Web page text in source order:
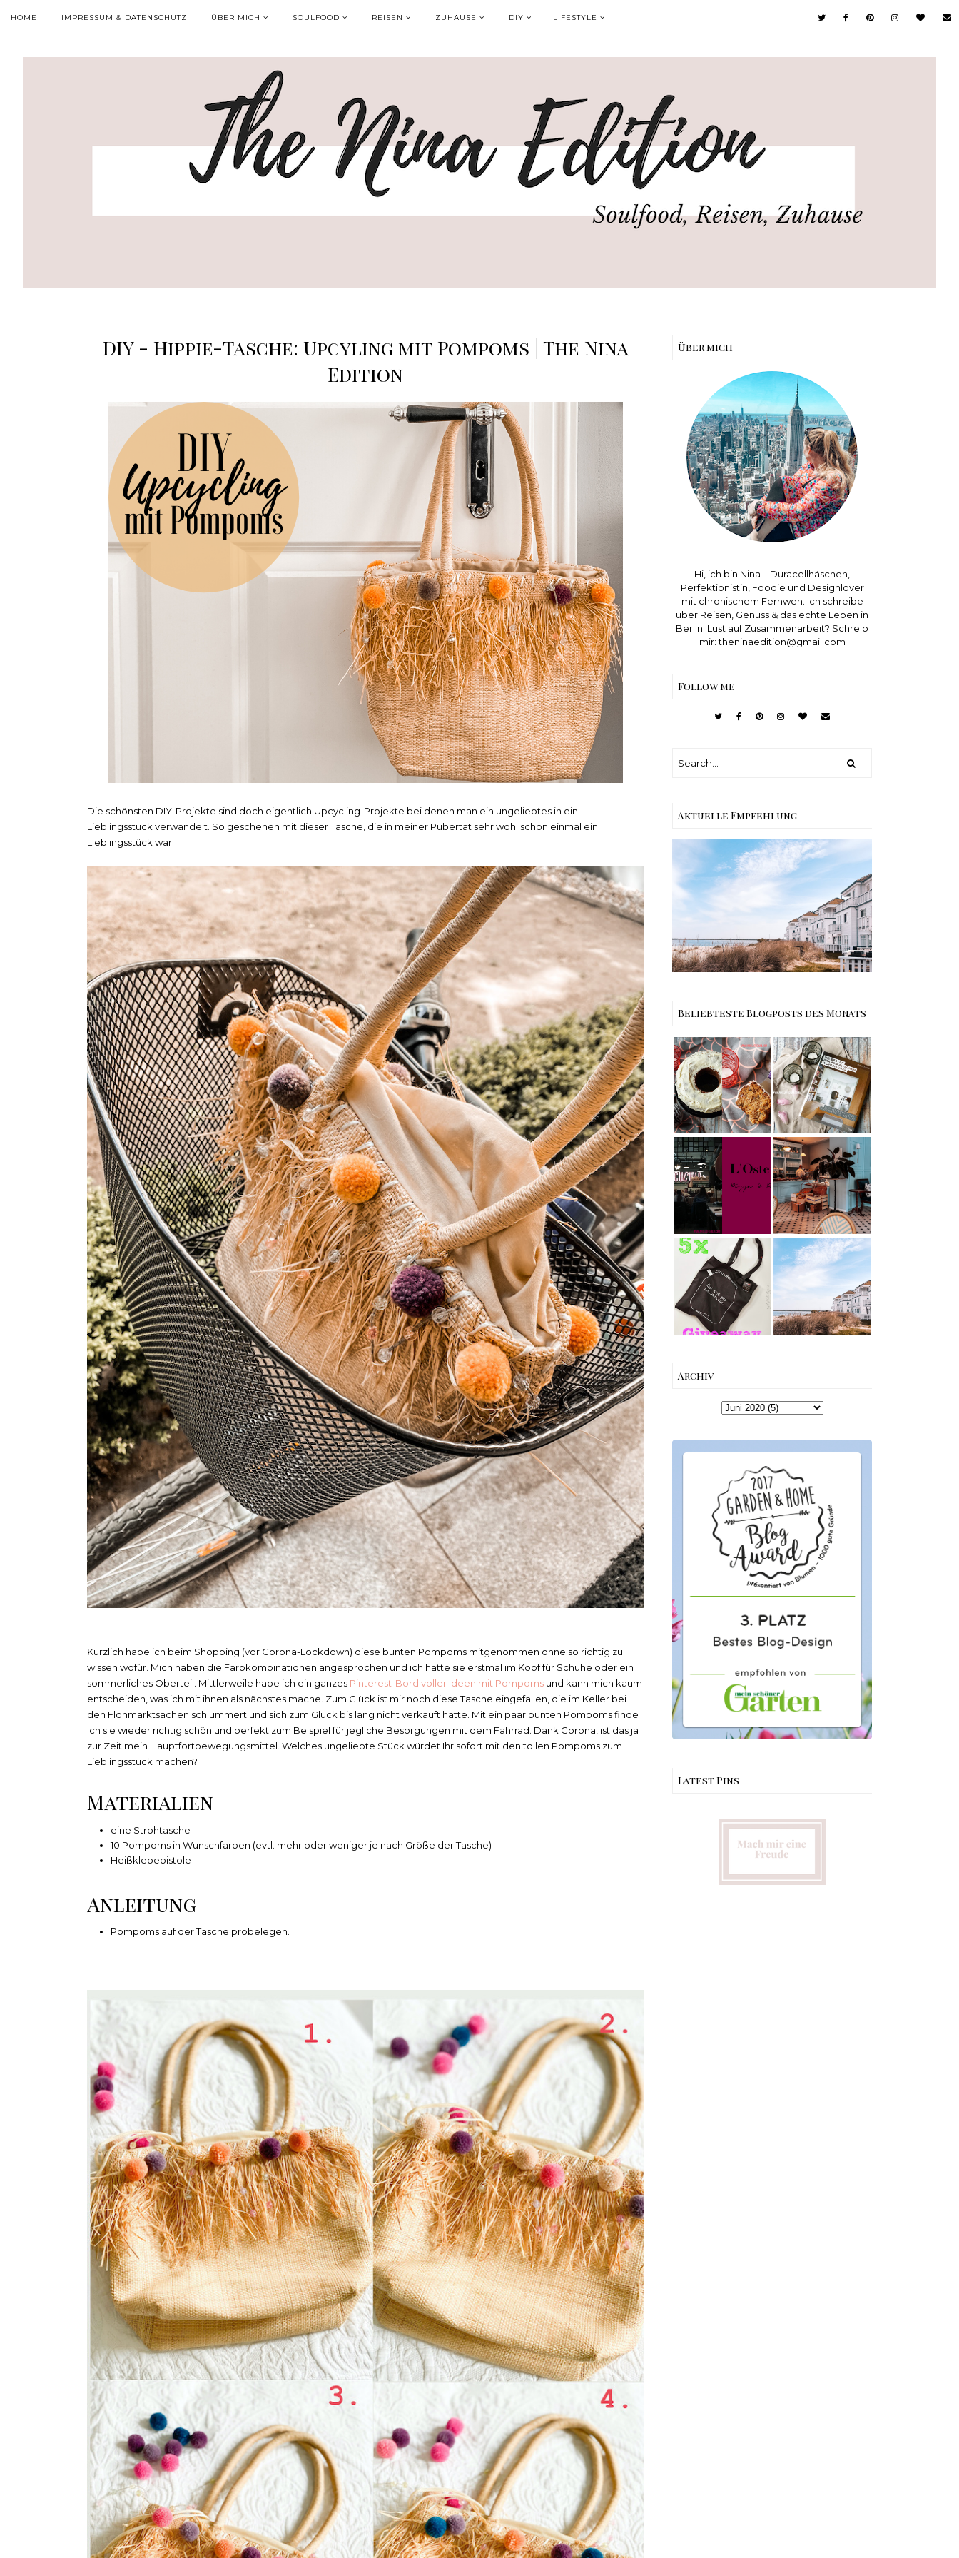
HOME IMPRESSUM & DATENSCHUTZ ÜBER MICH SOULFOOD REISEN ZUHAUSE DIY LIFESTYLE
DIY - Hippie-Tasche: Upcyling mit Pompoms | The Nina
Edition
Die schönsten DIY-Projekte sind doch eigentlich Upcycling-Projekte bei denen man ein ungeliebtes in ein
Lieblingsstück verwandelt. So geschehen mit dieser Tasche, die in meiner Pubertät sehr wohl schon einmal ein
Lieblingsstück war.
Kürzlich habe ich beim Shopping (vor Corona-Lockdown) diese bunten Pompoms mitgenommen ohne so richtig zu
wissen wofür. Mich haben die Farbkombinationen angesprochen und ich hatte sie erstmal im Kopf für Schuhe oder ein
sommerliches Oberteil. Mittlerweile habe ich ein ganzes Pinterest-Bord voller Ideen mit Pompoms und kann mich kaum
entscheiden, was ich mit ihnen als nächstes mache. Zum Glück ist mir noch diese Tasche eingefallen, die im Keller bei
den Flohmarktsachen schlummert und sich zum Glück bis lang nicht verkauft hatte. Mit ein paar bunten Pompoms finde
ich sie wieder richtig schön und perfekt zum Beispiel für jegliche Besorgungen mit dem Fahrrad. Dank Corona, ist das ja
zur Zeit mein Hauptfortbewegungsmittel. Welches ungeliebte Stück würdet Ihr sofort mit den tollen Pompoms zum
Lieblingsstück machen?
Materialien
eine Strohtasche
10 Pompoms in Wunschfarben (evtl. mehr oder weniger je nach Größe der Tasche)
Heißklebepistole
Anleitung
Pompoms auf der Tasche probelegen.
Über mich
Hi, ich bin Nina – Duracellhäschen,
Perfektionistin, Foodie und Designlover
mit chronischem Fernweh. Ich schreibe
über Reisen, Genuss & das echte Leben in
Berlin. Lust auf Zusammenarbeit? Schreib
mir: theninaedition@gmail.com
Follow me
Aktuelle Empfehlung
Reisen - Schleiregion
Beliebteste Blogposts des Monats
Rezept |
Weltbester
Carrot Cake
mit Cream
Cheese
Frosting nach
Cynthia
Barcomi –
einfach &
saftig
Buchtipps - Die
besten
Skandinavische
n Wohnhäuser |
The Nina
Edition
My Berlin -
L'Osteria | The
Nina Edition
Berlin | Café
L’Berg –
Französischer
Charme mitten
in Berlin-
Wilmersdorf
[gives away]
Limitierte
Tote-Bag
Edition von
Esther
Perbandt
Reisen -
Schleiregion
Archiv
Latest Pins